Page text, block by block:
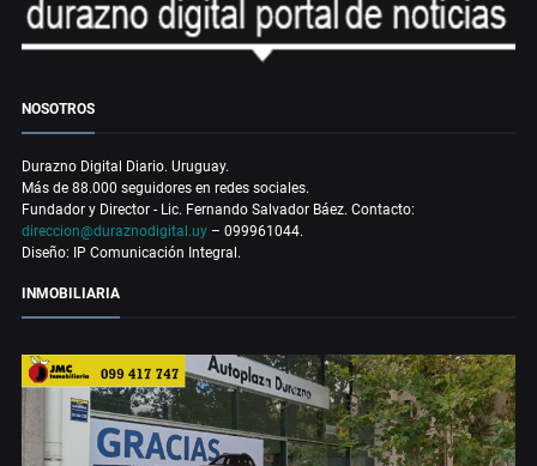
NOSOTROS
Durazno Digital Diario. Uruguay.
Más de 88.000 seguidores en redes sociales.
Fundador y Director - Lic. Fernando Salvador Báez. Contacto:
direccion@duraznodigital.uy – 099961044.
Diseño: IP Comunicación Integral.
INMOBILIARIA